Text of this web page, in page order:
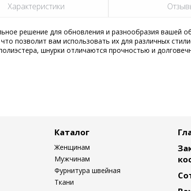
Характеристики
решение для обновления и разнообразия вашей
позволит вам использовать их для различных
шнурки отличаются прочностью и
Каталог
Женщинам
Мужчинам
Фурнитура швейная
Ткани